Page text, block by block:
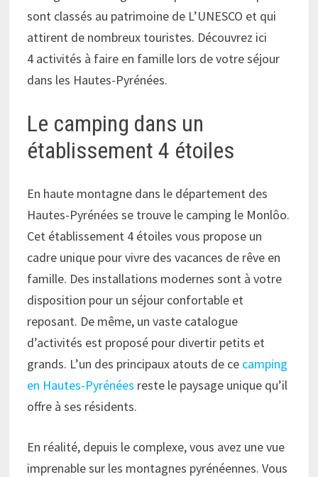
sont classés au patrimoine de L’UNESCO et qui
attirent de nombreux touristes. Découvrez ici
4 activités à faire en famille lors de votre séjour
dans les Hautes-Pyrénées.
Le camping dans un
établissement 4 étoiles
En haute montagne dans le département des
Hautes-Pyrénées se trouve le camping le Monlôo.
Cet établissement 4 étoiles vous propose un
cadre unique pour vivre des vacances de rêve en
famille. Des installations modernes sont à votre
disposition pour un séjour confortable et
reposant. De même, un vaste catalogue
d’activités est proposé pour divertir petits et
grands. L’un des principaux atouts de ce camping
en Hautes-Pyrénées reste le paysage unique qu’il
offre à ses résidents.
En réalité, depuis le complexe, vous avez une vue
imprenable sur les montagnes pyrénéennes. Vous